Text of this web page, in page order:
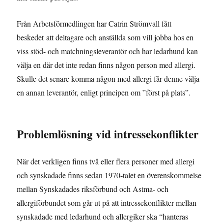
Från Arbetsförmedlingen har Catrin Strömvall fått
beskedet att deltagare och anställda som vill jobba hos en
viss stöd- och matchningsleverantör och har ledarhund kan
välja en där det inte redan finns någon person med allergi.
Skulle det senare komma någon med allergi får denne välja
en annan leverantör, enligt principen om ”först på plats”.
Problemlösning vid intressekonflikter
När det verkligen finns två eller flera personer med allergi
och synskadade finns sedan 1970-talet en överenskommelse
mellan Synskadades riksförbund och Astma- och
allergiförbundet som går ut på att intressekonflikter mellan
synskadade med ledarhund och allergiker ska “hanteras